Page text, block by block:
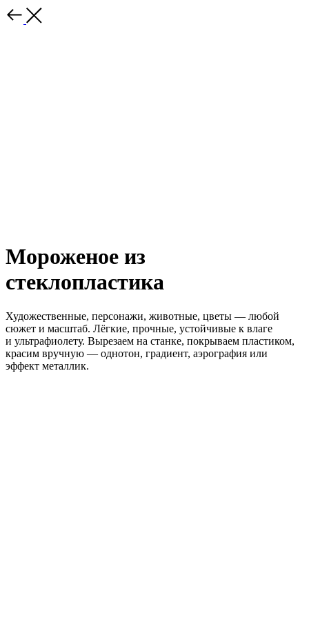
Мороженое из
стеклопластика
Художественные, персонажи, животные, цветы — любой
сюжет и масштаб. Лёгкие, прочные, устойчивые к влаге
и ультрафиолету. Вырезаем на станке, покрываем пластиком,
красим вручную — однотон, градиент, аэрография или
эффект металлик.